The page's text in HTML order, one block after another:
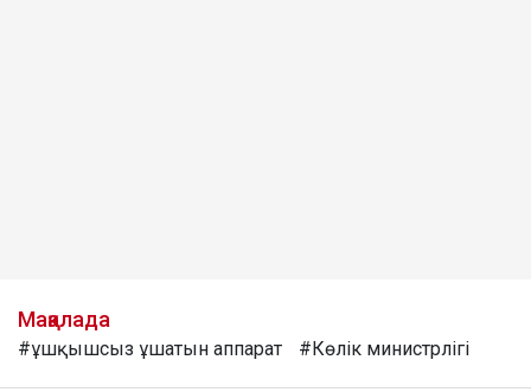
Мақалада
#ұшқышсыз ұшатын аппарат #Көлік министрлігі